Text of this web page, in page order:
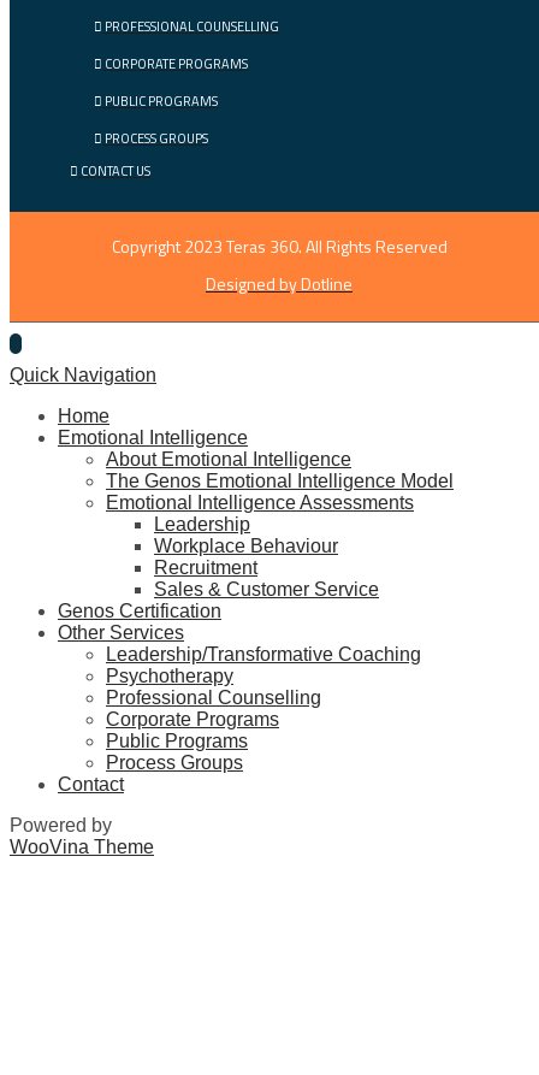
PROFESSIONAL COUNSELLING
CORPORATE PROGRAMS
PUBLIC PROGRAMS
PROCESS GROUPS
CONTACT US
Copyright 2023 Teras 360. All Rights Reserved
Designed by Dotline
Quick Navigation
Home
Emotional Intelligence
About Emotional Intelligence
The Genos Emotional Intelligence Model
Emotional Intelligence Assessments
Leadership
Workplace Behaviour
Recruitment
Sales & Customer Service
Genos Certification
Other Services
Leadership/Transformative Coaching
Psychotherapy
Professional Counselling
Corporate Programs
Public Programs
Process Groups
Contact
Powered by
WooVina Theme